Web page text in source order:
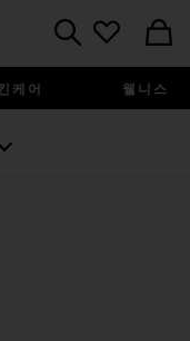
케어 웰니스
+ MINERAL SPF